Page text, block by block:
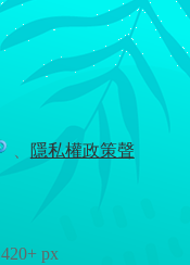
、
隱私權政策聲
px